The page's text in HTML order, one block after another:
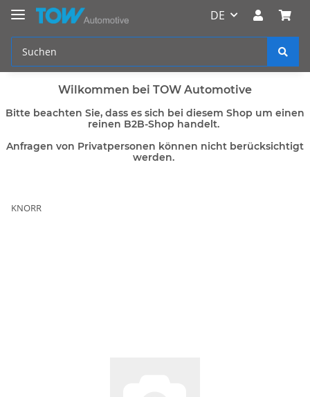
DE
Wilkommen bei TOW Automotive
Bitte beachten Sie, dass es sich bei diesem Shop um einen
reinen B2B-Shop handelt.
Anfragen von Privatpersonen können nicht berücksichtigt
werden.
KNORR